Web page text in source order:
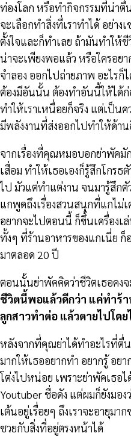
ท่องโลก หรือทำกิจกรรมที่น่าตื่
จะเลือกทำสิ่งที่เราทำได้ อย่าง
ตั้งใจและก็ทำเลย ถ้ามันทำให้
น่าจะเพียงพอแล้ว หรือใครอย
จำลอง ออกไปถ่ายภาพ อะไรก็
ต้องมีอันนั้น ต้องทำอันนี้ให้ได้ก่
ทำให้เราเหนื่อยก็จริง แต่เป็น
มีพลังงานที่ส่งออกไปทำให้ด้า
จากเรื่องที่คุณหมอบอกย่าพัคมัก
เสื่อม ทำให้เธอเองก็รู้สึกโกร
ไป มัวแต่ทำแต่งาน จนมารู้สึก
แกพูดถึงเรื่องสวนสนุกที่แกไม่
อยากจะไปตอนนี้ ก็ขึ้นเครื่องเ
ทั้งๆ ที่ร้านอาหารของแกเนี่ย
มาตลอด 20 ปี
ตอนนั้นย่าพัคคิดว่าชีวิตเธอคง
ชีวิตนี้พอแล้วดีกว่า แค่ทำร้
ลูกสาวทำต่อ แล้วตายไปโด
หลังจากที่คุณย่าได้ทำอะไรที่ตื่
มากให้เธออยากทำ อยากรู้ อย
โต่งไปหน่อย เพราะย่าพัคเธอ
Youtuber ชื่อดัง แต่ผมก็ยังมอง
เต้นอยู่เรื่อยๆ ถึงเราจะอายุมา
ชวยกับสิ่งที่อยู่ตรงหน้าได้